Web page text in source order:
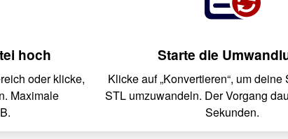
hoch
oder klicke,
Maximale
Starte die
Klicke auf „Konvertieren“, um
STL umzuwandeln. Der Vorgang
Sekunden.